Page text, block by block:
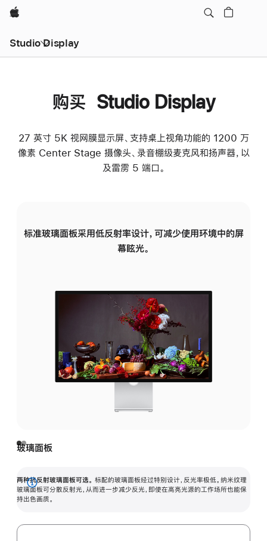
Apple
Studio Display
购买 Studio Display
27 英寸 5K 视网膜显示屏、支持桌上视角功能的 1200 万
像素 Center Stage 摄像头、录音棚级麦克风和扬声器，以
及雷雳 5 端口。
标准玻璃面板采用低反射率设计，可减少使用环境中的屏
幕眩光。
玻璃面板
两种抗反射玻璃面板可选。 标配的玻璃面板经过特别设计，反光率极低。纳米纹理
玻璃面板可分散反射光，从而进一步减少反光，即使在高亮光源的工作场所也能保
持出色画质。
展
开